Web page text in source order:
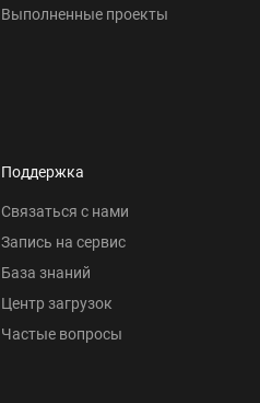
Выполненные проекты
Поддержка
Связаться с нами
Запись на сервис
База знаний
Центр загрузок
Частые вопросы